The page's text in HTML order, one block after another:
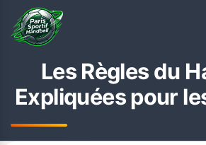
Les Règles du
Expliquées pour